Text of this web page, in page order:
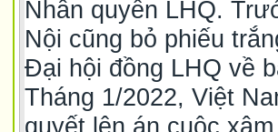
Nhân quyền LHQ.
Nội cũng bỏ phiếu
Đại hội đồng LHQ về
Tháng 1/2022, Việt
quyết lên án cuộc